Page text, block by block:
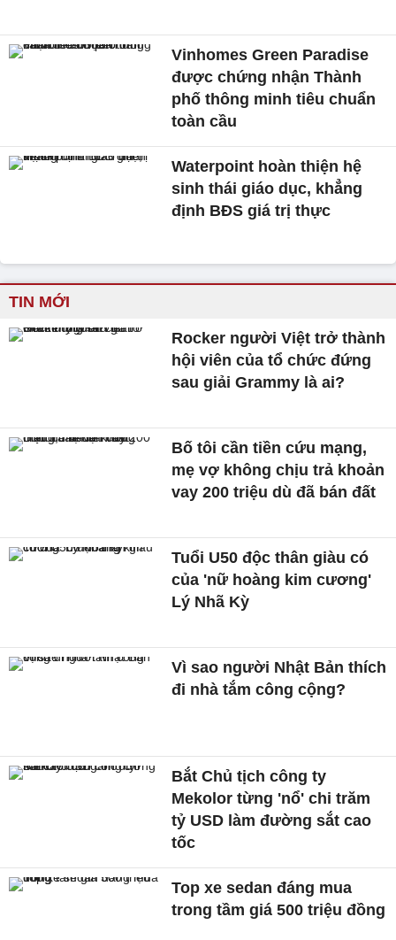
Vinhomes Green Paradise
được chứng nhận Thành
phố thông minh tiêu chuẩn
toàn cầu
Waterpoint hoàn thiện hệ
sinh thái giáo dục, khẳng
định BĐS giá trị thực
TIN MỚI
Rocker người Việt trở thành
hội viên của tổ chức đứng
sau giải Grammy là ai?
Bố tôi cần tiền cứu mạng,
mẹ vợ không chịu trả khoản
vay 200 triệu dù đã bán đất
Tuổi U50 độc thân giàu có
của 'nữ hoàng kim cương'
Lý Nhã Kỳ
Vì sao người Nhật Bản thích
đi nhà tắm công cộng?
Bắt Chủ tịch công ty
Mekolor từng 'nổ' chi trăm
tỷ USD làm đường sắt cao
tốc
Top xe sedan đáng mua
trong tầm giá 500 triệu đồng